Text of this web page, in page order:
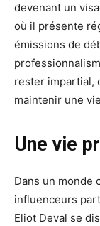
devenant un
où il présente
émissions de
rester impartial,
maintenir une
Une vie
Dans un monde
influenceurs
Eliot Deval se